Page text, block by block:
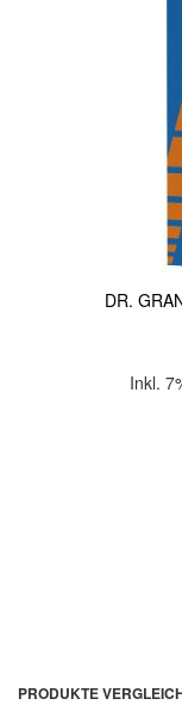
DR.
Inkl.
PRODUKTE